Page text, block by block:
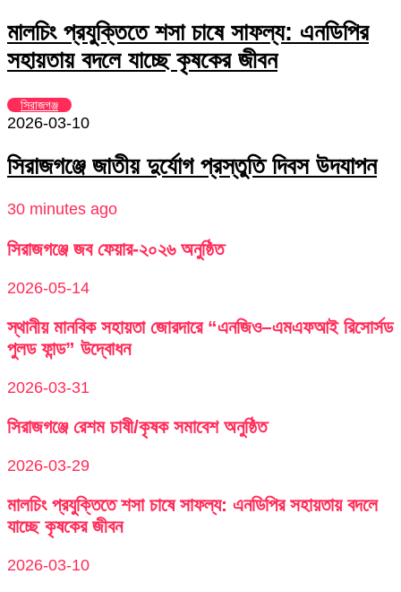
মালচিং প্রযুক্তিতে শসা চাষে সাফল্য: এনডিপির
সহায়তায় বদলে যাচ্ছে কৃষকের জীবন
সিরাজগঞ্জ
2026-03-10
সিরাজগঞ্জে জাতীয় দুর্যোগ প্রস্তুতি দিবস উদযাপন
30 minutes ago
সিরাজগঞ্জে জব ফেয়ার-২০২৬ অনুষ্ঠিত
2026-05-14
স্থানীয় মানবিক সহায়তা জোরদারে “এনজিও–এমএফআই রিসোর্সড
পুলড ফান্ড” উদ্বোধন
2026-03-31
সিরাজগঞ্জে রেশম চাষী/কৃষক সমাবেশ অনুষ্ঠিত
2026-03-29
মালচিং প্রযুক্তিতে শসা চাষে সাফল্য: এনডিপির সহায়তায় বদলে
যাচ্ছে কৃষকের জীবন
2026-03-10